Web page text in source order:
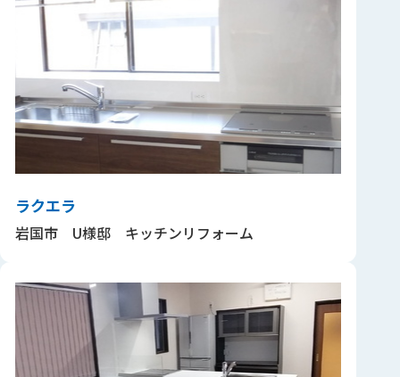
ラクエラ
岩国市 U様邸 キッチンリフォーム